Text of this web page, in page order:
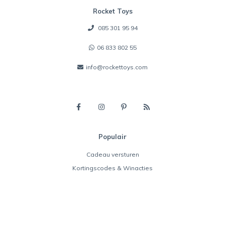
Rocket Toys
085 301 95 94
06 833 802 55
info@rockettoys.com
Populair
Cadeau versturen
Kortingscodes & Winacties